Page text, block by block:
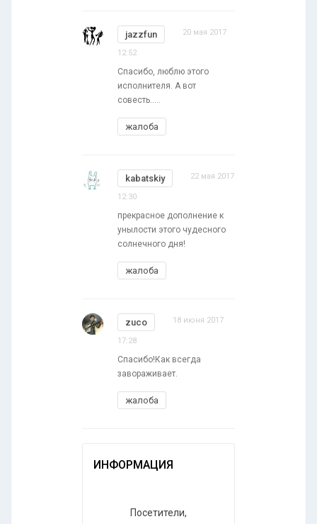
jazzfun 20 мая 2017
12:52
Спасибо, люблю этого
исполнителя. А вот
совесть.....
жалоба
kabatskiy 22 мая 2017
12:30
прекрасное дополнение к
унылости этого чудесного
солнечного дня!
жалоба
zuco 18 июня 2017
17:28
Спасибо!Как всегда
завораживает.
жалоба
ИНФОРМАЦИЯ
Посетители,